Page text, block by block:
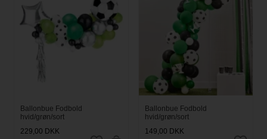
Ballonbue Fodbold
hvid/grøn/sort
229,00 DKK
Ballonbue Fodbold
hvid/grøn/sort
149,00 DKK